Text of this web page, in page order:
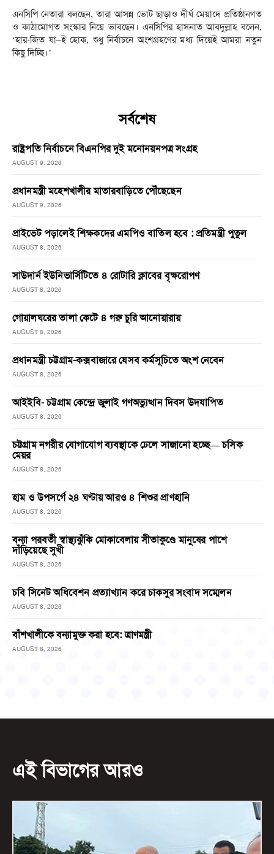
এনসিপি নেতারা বলছেন, তারা আসন্ন ভোট ছাড়াও দীর্ঘ মেয়াদে প্রতিষ্ঠানগত
ও কাঠামোগত সংস্কার নিয়ে ভাবছেন। এনসিপির হাসনাত আবদুল্লাহ বলেন,
‘হার-জিত যা–ই হোক, শুধু নির্বাচনে অংশগ্রহণের মধ্য দিয়েই আমরা নতুন
কিছু দিচ্ছি।’
সর্বশেষ
রাষ্ট্রপতি নির্বাচনে বিএনপির দুই মনোনয়নপত্র সংগ্রহ
AUGUST 9, 2026
প্রধানমন্ত্রী মহেশখালীর মাতারবাড়িতে পৌঁছেছেন
AUGUST 9, 2026
প্রাইভেট পড়ালেই শিক্ষকদের এমপিও বাতিল হবে : প্রতিমন্ত্রী পুতুল
AUGUST 8, 2026
সাউদার্ন ইউনিভার্সিটিতে ৪ রোটারি ক্লাবের বৃক্ষরোপণ
AUGUST 8, 2026
গোয়ালঘরের তালা কেটে ৪ গরু চুরি আনোয়ারায়
AUGUST 8, 2026
প্রধানমন্ত্রী চট্টগ্রাম-কক্সবাজারে যেসব কর্মসূচিতে অংশ নেবেন
AUGUST 8, 2026
আইইবি- চট্টগ্রাম কেন্দ্রে জুলাই গণঅভ্যুত্থান দিবস উদযাপিত
AUGUST 8, 2026
চট্টগ্রাম নগরীর যোগাযোগ ব্যবস্থাকে ঢেলে সাজানো হচ্ছে— চসিক
মেয়র
AUGUST 8, 2026
হাম ও উপসর্গে ২৪ ঘণ্টায় আরও ৪ শিশুর প্রাণহানি
AUGUST 8, 2026
বন্যা পরবর্তী স্বাস্থ্যঝুঁকি মোকাবেলায় সীতাকুণ্ডে মানুষের পাশে
দাঁড়িয়েছে সুখী
AUGUST 8, 2026
চবি সিনেট অধিবেশন প্রত্যাখ্যান করে চাকসুর সংবাদ সম্মেলন
AUGUST 8, 2026
বাঁশখালীকে বন্যামুক্ত করা হবে: ত্রাণমন্ত্রী
AUGUST 8, 2026
এই বিভাগের আরও